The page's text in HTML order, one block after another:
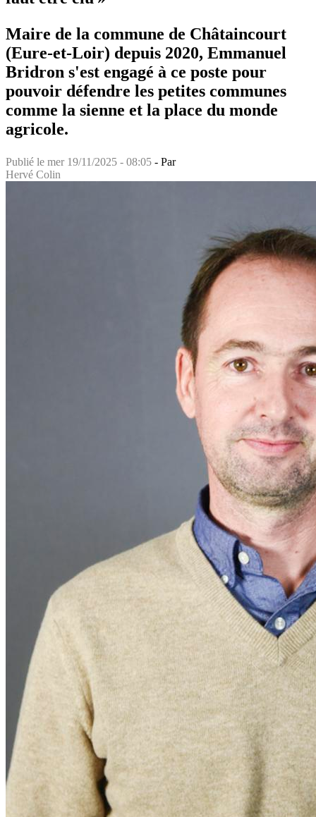
Maire de la commune de Châtaincourt
(Eure-et-Loir) depuis 2020, Emmanuel
Bridron s'est engagé à ce poste pour
pouvoir défendre les petites communes
comme la sienne et la place du monde
agricole.
Publié le mer 19/11/2025 - 08:05 - Par
Hervé Colin